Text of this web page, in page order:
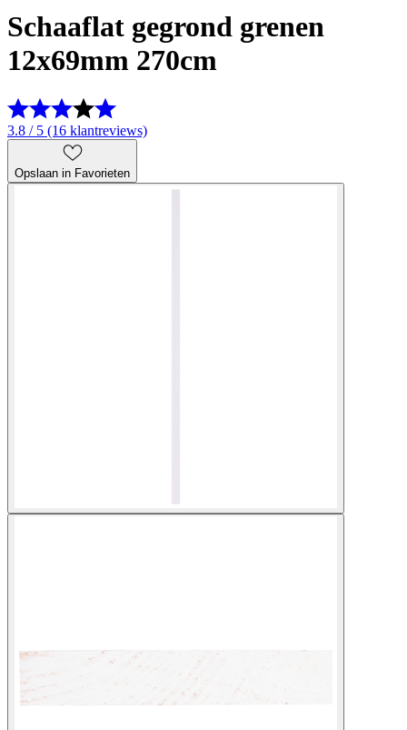
Schaaflat gegrond grenen
12x69mm 270cm
3.8 / 5 (16 klantreviews)
Opslaan in Favorieten